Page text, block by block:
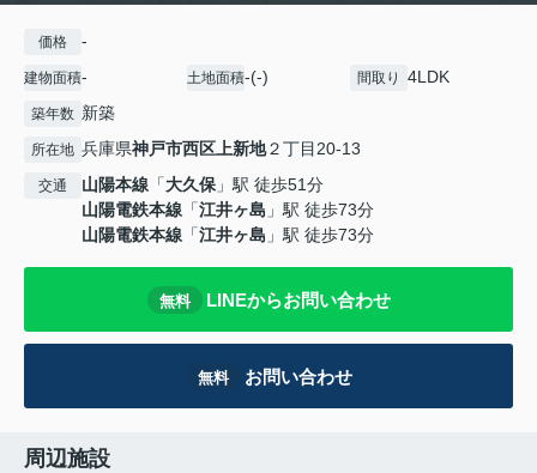
価格 -
建物面積- 土地面積-(-) 間取り 4LDK
築年数 新築
所在地 兵庫県神戸市西区上新地２丁目20-13
交通 山陽本線 「大久保」駅 徒歩51分
山陽電鉄本線 「江井ヶ島 」駅 徒歩73分
山陽電鉄本線 「江井ヶ島 」駅 徒歩73分
無料 LINEからお問い合わせ
無料 お問い合わせ
周辺施設